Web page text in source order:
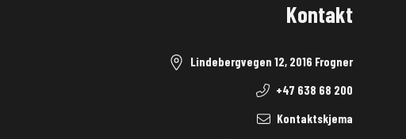
Kontakt
Lindebergvegen 12, 2016 Frogner
+47 638 68 200
Kontaktskjema